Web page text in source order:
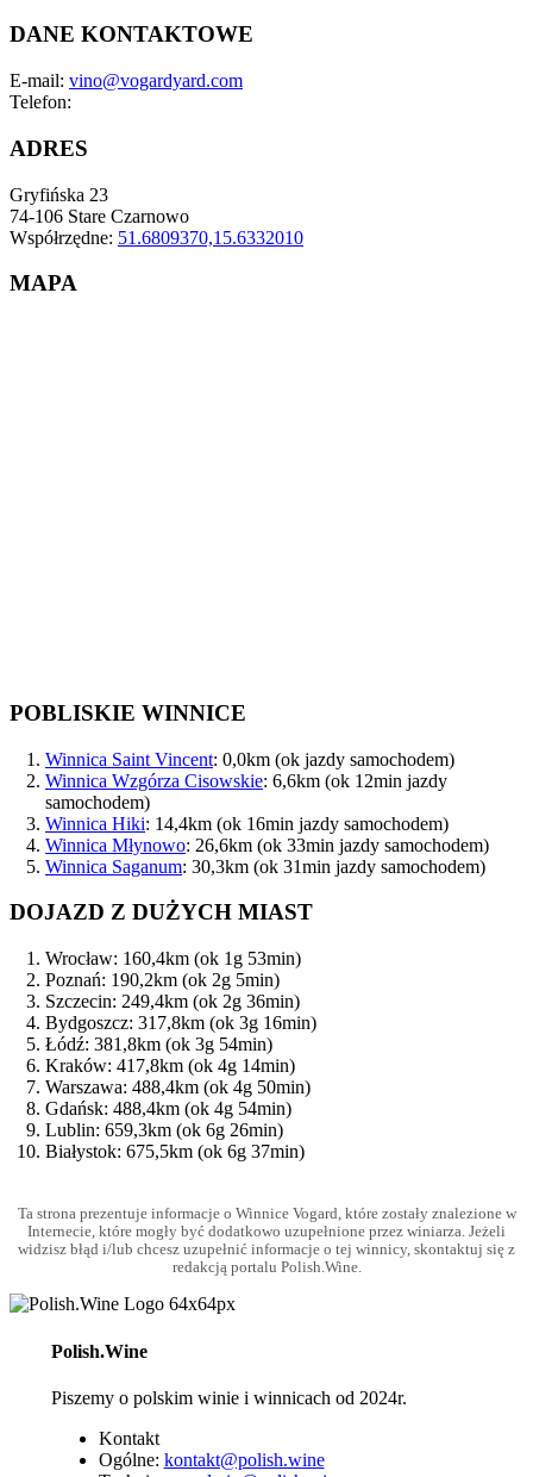
DANE KONTAKTOWE
E-mail: vino@vogardyard.com
Telefon:
ADRES
Gryfińska 23
74-106 Stare Czarnowo
Współrzędne: 51.6809370,15.6332010
MAPA
POBLISKIE WINNICE
Winnica Saint Vincent: 0,0km (ok jazdy samochodem)
Winnica Wzgórza Cisowskie: 6,6km (ok 12min jazdy
samochodem)
Winnica Hiki: 14,4km (ok 16min jazdy samochodem)
Winnica Młynowo: 26,6km (ok 33min jazdy samochodem)
Winnica Saganum: 30,3km (ok 31min jazdy samochodem)
DOJAZD Z DUŻYCH MIAST
Wrocław: 160,4km (ok 1g 53min)
Poznań: 190,2km (ok 2g 5min)
Szczecin: 249,4km (ok 2g 36min)
Bydgoszcz: 317,8km (ok 3g 16min)
Łódź: 381,8km (ok 3g 54min)
Kraków: 417,8km (ok 4g 14min)
Warszawa: 488,4km (ok 4g 50min)
Gdańsk: 488,4km (ok 4g 54min)
Lublin: 659,3km (ok 6g 26min)
Białystok: 675,5km (ok 6g 37min)
Ta strona prezentuje informacje o Winnice Vogard, które zostały znalezione w
Internecie, które mogły być dodatkowo uzupełnione przez winiarza. Jeżeli
widzisz błąd i/lub chcesz uzupełnić informacje o tej winnicy, skontaktuj się z
redakcją portalu Polish.Wine.
Polish.Wine
Piszemy o polskim winie i winnicach od 2024r.
Kontakt
Ogólne: kontakt@polish.wine